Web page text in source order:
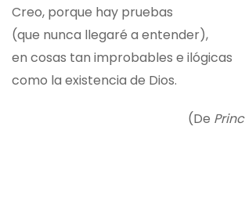
Creo, porque hay pruebas
(que nunca llegaré a entender),
en cosas tan improbables e ilógicas
como la existencia de Dios.
(De